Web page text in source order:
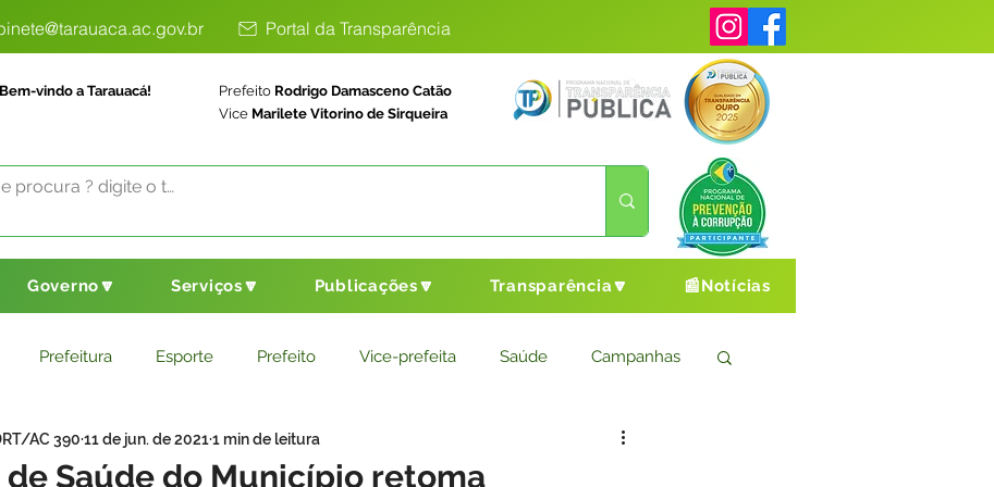
Portal da Transparência
vindo a Tarauacá! Prefeito Rodrigo Damasceno Catão
Vice Marilete Vitorino de Sirqueira
Governo🔽 Serviços🔽 Publicações🔽 Transparência🔽 📰Notícias
Prefeitura Esporte Prefeito Vice-prefeita Saúde Campanhas
Educação Saneamento Básico Agricultura Cultura e Esporte
Saúde do Município retoma
AC 390 11 de jun. de 20211 min de leitura